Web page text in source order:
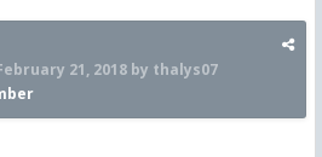
21, 2018 by thalys07